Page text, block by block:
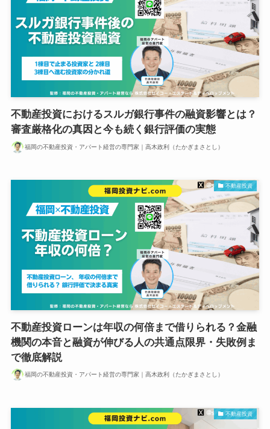
不動産投資におけるスルガ銀行事件の融資影響とは？
審査厳格化の真因と今も続く銀行評価の実態
福岡の不動産投資・アパート経営の専門家｜高木政利（たかぎまさとし）
不動産投資
不動産投資ローンは年収の何倍まで借りられる？金融
機関の本音と融資が伸びる人の共通点限界・失敗例ま
で徹底解説
福岡の不動産投資・アパート経営の専門家｜高木政利（たかぎまさとし）
不動産投資